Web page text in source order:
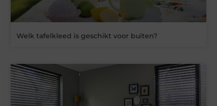
Welk tafelkleed is geschikt voor buiten?